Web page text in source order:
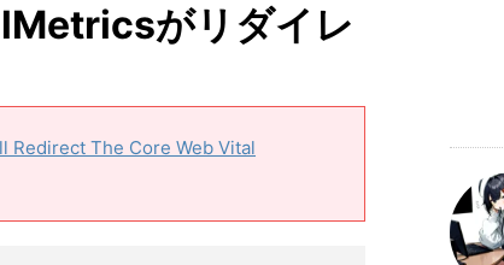
がリダイレ
Redirect The Core Web Vital